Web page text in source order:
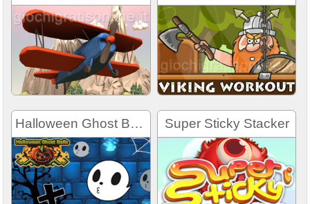
Halloween Ghost Balls Super Sticky Stacker